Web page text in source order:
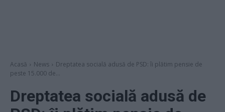
Acasă News
Dreptatea socială adusă de PSD: îi plătim pensie de
peste 15.000 de...
Dreptatea socială adusă de